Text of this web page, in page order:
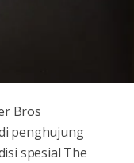
Bros
penghujung
spesial The